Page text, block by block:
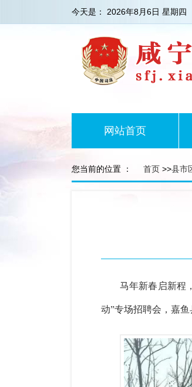
今天是： 2026年8月6日 星期四
网站首页
您当前的位置 ： 首页 >>县市
马年新春启新程
动”专场招聘会，嘉